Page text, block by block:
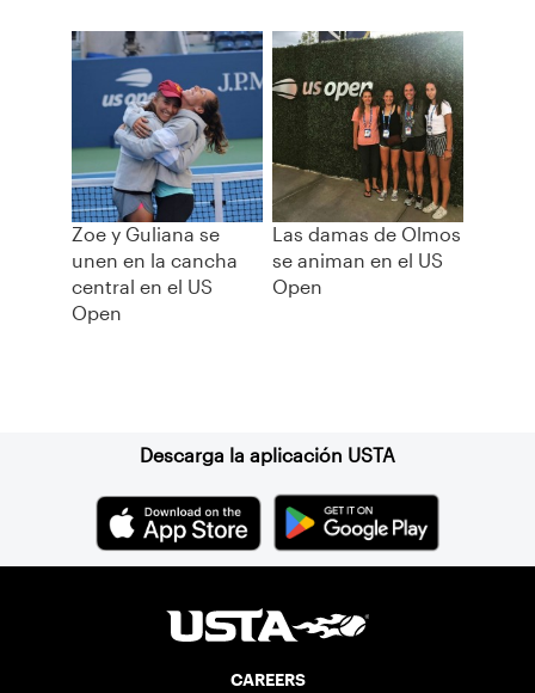
Zoe y Guliana se
unen en la cancha
central en el US
Open
Las damas de Olmos
se animan en el US
Open
Descarga la aplicación USTA
CAREERS